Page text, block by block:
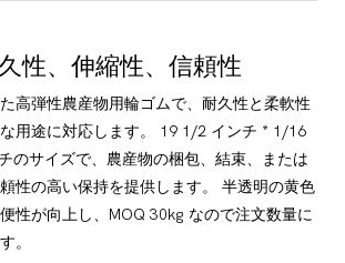
性、伸縮性、信頼性
高弾性農産物用輪ゴムで、耐久性と柔軟性
用途に対応します。 19 1/2 インチ * 1/16
のサイズで、農産物の梱包、結束、または
性の高い保持を提供します。 半透明の黄色
性が向上し、MOQ 30kg なので注文数量に
。